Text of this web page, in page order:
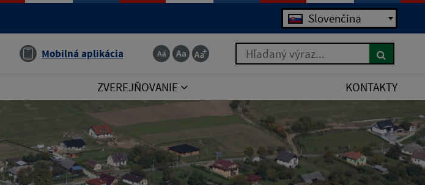
Slovenčina
Mobilná aplikácia Hľadaný výraz...
ZVEREJŇOVANIE KONTAKTY